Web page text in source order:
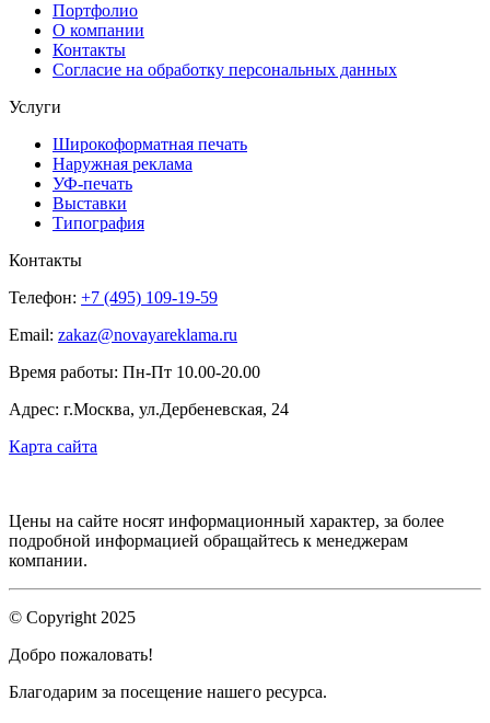
Портфолио
О компании
Контакты
Согласие на обработку персональных данных
Услуги
Широкоформатная печать
Наружная реклама
УФ-печать
Выставки
Типография
Контакты
Телефон: +7 (495) 109-19-59
Email: zakaz@novayareklama.ru
Время работы: Пн-Пт 10.00-20.00
Адрес: г.Москва, ул.Дербеневская, 24
Карта сайта
Цены на сайте носят информационный характер, за более
подробной информацией обращайтесь к менеджерам
компании.
© Copyright 2025
Добро пожаловать!
Благодарим за посещение нашего ресурса.